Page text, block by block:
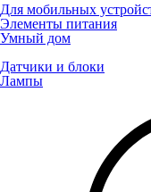
Для мобильных
Элементы питания
Умный дом
Датчики и блоки
Лампы